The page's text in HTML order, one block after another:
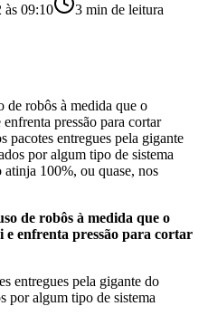
às 09:10 3 min de leitura
de robôs à medida que o
pressão para cortar
pacotes entregues pela gigante
por algum tipo de sistema
100%, ou quase, nos
de robôs à medida que o
e enfrenta pressão para cortar
entregues pela gigante do
por algum tipo de sistema